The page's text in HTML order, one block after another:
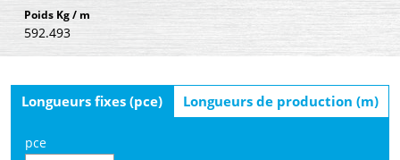
Poids Kg / m
592.493
Longueurs fixes (pce) Longueurs de production (m)
pce